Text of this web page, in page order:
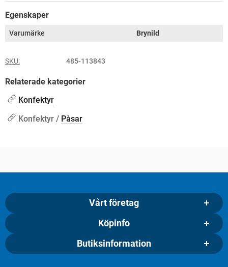
Egenskaper
Varumärke Brynild
SKU: 485-113843
Relaterade kategorier
Konfektyr
Konfektyr / Påsar
Vårt företag
Köpinfo
Butiksinformation